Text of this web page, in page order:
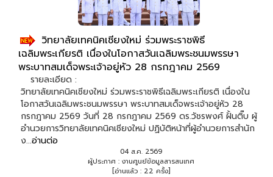
วิทยาลัยเทคนิคเชียงใหม่ ร่วมพระราชพิธี
เฉลิมพระเกียรติ เนื่องในโอกาสวันเฉลิมพระชนมพรรษา
พระบาทสมเด็จพระเจ้าอยู่หัว 28 กรกฎาคม 2569
รายละเอียด :
วิทยาลัยเทคนิคเชียงใหม่ ร่วมพระราชพิธีเฉลิมพระเกียรติ เนื่องใน
โอกาสวันเฉลิมพระชนมพรรษา พระบาทสมเด็จพระเจ้าอยู่หัว 28
กรกฎาคม 2569 วันที่ 28 กรกฎาคม 2569 ดร.วัชรพงศ์ ฝั้นติ๊บ ผู้
อำนวยการวิทยาลัยเทคนิคเชียงใหม่ ปฏิบัติหน้าที่ผู้อำนวยการสำนัก
ง...อ่านต่อ
04 ส.ค. 2569
ผู้ประกาศ : งานศูนย์ข้อมูลสารสนเทศ
[อ่านแล้ว : 22 ครั้ง]